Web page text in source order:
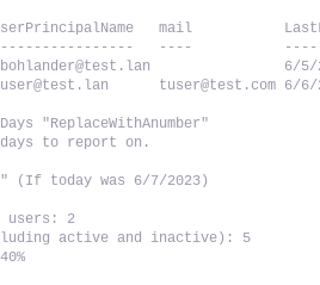
mail
----
6/
tuser@test.com 6/
"ReplaceWithAnumber"
to report on.
(If today was 6/7/2023)
users: 2
active and inactive): 5